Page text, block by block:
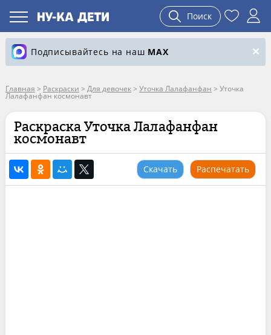
Поиск
Подписывайтесь на наш MAX
Главная > Раскраски > Для девочек> Уточка Лалафанфан > Уточка
Лалафанфан космонавт
Раскраска Уточка Лалафанфан
космонавт
Скачать Распечатать